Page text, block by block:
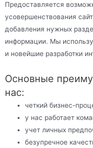
Предоставляется
усовершенствования
добавления нужных
информации. Мы
и новейшие разработки
Основные
нас:
четкий бизнес-
у нас работает
учет личных
безупречное